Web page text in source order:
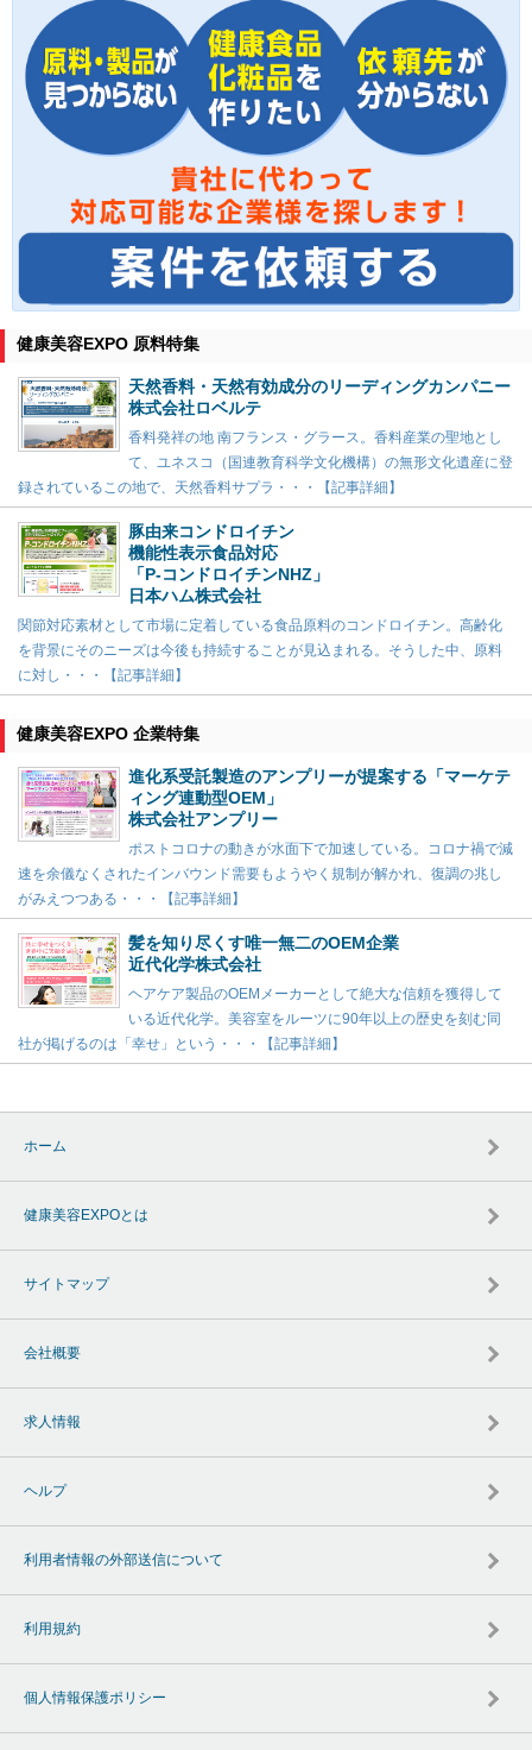
健康美容EXPO 原料特集
天然香料・天然有効成分のリーディングカンパニー
株式会社ロベルテ
香料発祥の地 南フランス・グラース。香料産業の聖地とし
て、ユネスコ（国連教育科学文化機構）の無形文化遺産に登
録されているこの地で、天然香料サプラ・・・【記事詳細】
豚由来コンドロイチン
機能性表示食品対応
「P-コンドロイチンNHZ」
日本ハム株式会社
関節対応素材として市場に定着している食品原料のコンドロイチン。高齢化
を背景にそのニーズは今後も持続することが見込まれる。そうした中、原料
に対し・・・【記事詳細】
健康美容EXPO 企業特集
進化系受託製造のアンプリーが提案する「マーケテ
ィング連動型OEM」
株式会社アンプリー
ポストコロナの動きが水面下で加速している。コロナ禍で減
速を余儀なくされたインバウンド需要もようやく規制が解かれ、復調の兆し
がみえつつある・・・【記事詳細】
髪を知り尽くす唯一無二のOEM企業
近代化学株式会社
ヘアケア製品のOEMメーカーとして絶大な信頼を獲得して
いる近代化学。美容室をルーツに90年以上の歴史を刻む同
社が掲げるのは「幸せ」という・・・【記事詳細】
ホーム
健康美容EXPOとは
サイトマップ
会社概要
求人情報
ヘルプ
利用者情報の外部送信について
利用規約
個人情報保護ポリシー